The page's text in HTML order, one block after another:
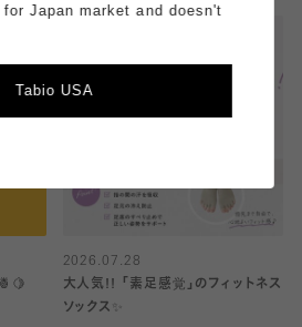
2026.07.28
大人気!! 「素足感覚」のフィットネス
ソックス✨️
Japan market and doesn't
Tabio USA